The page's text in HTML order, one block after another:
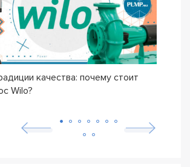
качества: почему стоит
Wilo?